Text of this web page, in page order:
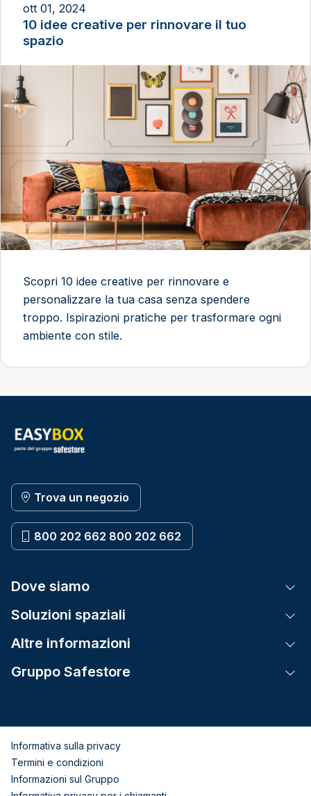
ott 01, 2024
10 idee creative per rinnovare il tuo
spazio
Scopri 10 idee creative per rinnovare e
personalizzare la tua casa senza spendere
troppo. Ispirazioni pratiche per trasformare ogni
ambiente con stile.
Trova un negozio
800 202 662 800 202 662
Dove siamo
Soluzioni spaziali
Altre informazioni
Gruppo Safestore
Informativa sulla privacy
Termini e condizioni
Informazioni sul Gruppo